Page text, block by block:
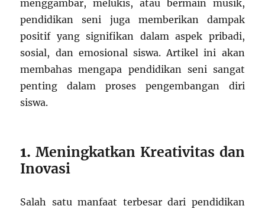
menggambar, melukis, atau bermain musik,
pendidikan seni juga memberikan dampak
positif yang signifikan dalam aspek pribadi,
sosial, dan emosional siswa. Artikel ini akan
membahas mengapa pendidikan seni sangat
penting dalam proses pengembangan diri
siswa.
1.Meningkatkan Kreativitas dan
Inovasi
Salah satu manfaat terbesar dari pendidikan